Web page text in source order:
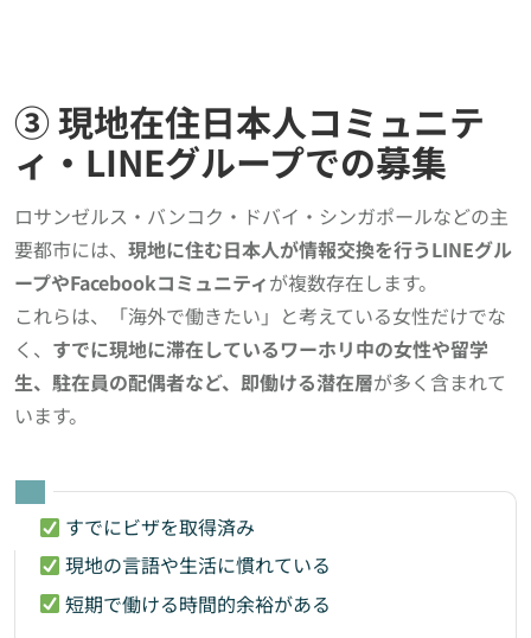
③ 現地在住日本人コミュニテ
ィ・LINEグループでの募集
ロサンゼルス・バンコク・ドバイ・シンガポールなどの主
要都市には、 現地に住む日本人が情報交換を行うLINEグル
ープやFacebookコミュニティが複数存在します。
これらは、「海外で働きたい」と考えている女性だけでな
く、 すでに現地に滞在しているワーホリ中の女性や留学
生、駐在員の配偶者など、即働ける潜在層が多く含まれて
います。
すでにビザを取得済み
現地の言語や生活に慣れている
短期で働ける時間的余裕がある